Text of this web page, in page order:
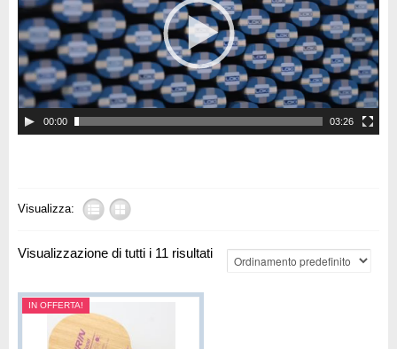
00:00 03:26
Visualizza:
Visualizzazione di tutti i 11 risultati
IN OFFERTA!